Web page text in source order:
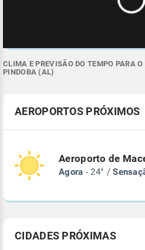
CLIMA E PREVISÃO DO TEMPO PARA
PINDOBA (AL)
AEROPORTOS PRÓXIMOS
Aeroporto de
Agora - 24° /
CIDADES PRÓXIMAS